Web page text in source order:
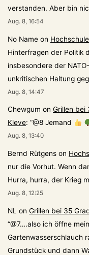
verstanden. Aber bin
Aug. 8, 16:54
No Name on
Hinterfragen der Politik
insbesondere der
unkritischen Haltung
Aug. 8, 14:47
Chewgum on Grillen bei
Kleve: “@8 Jemand
Aug. 8, 13:40
Bernd Rütgens on
nur die Vorhut. Wenn
Hurra, hurra, der Krieg
Aug. 8, 12:25
NL on Grillen bei 35
“@7….also ich öffne
Gartenwasserschlauch
Grundstück und dann